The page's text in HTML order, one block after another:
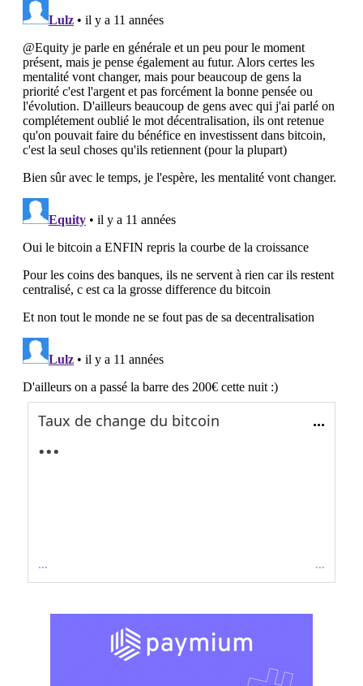
Taux de change du bitcoin ...
...
... ...